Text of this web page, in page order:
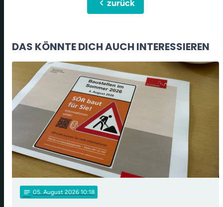
chevron_leftzurück
DAS KÖNNTE DICH AUCH INTERESSIEREN
notes 05. August 2026 10:18